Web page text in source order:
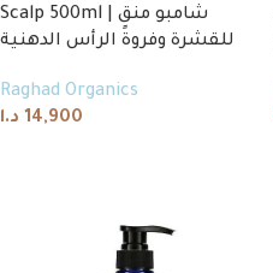
Scalp 500ml | شامبو منقٍ
للقشرة وفروة الرأس الدهنية
Raghad Organics
14,900 د.ا